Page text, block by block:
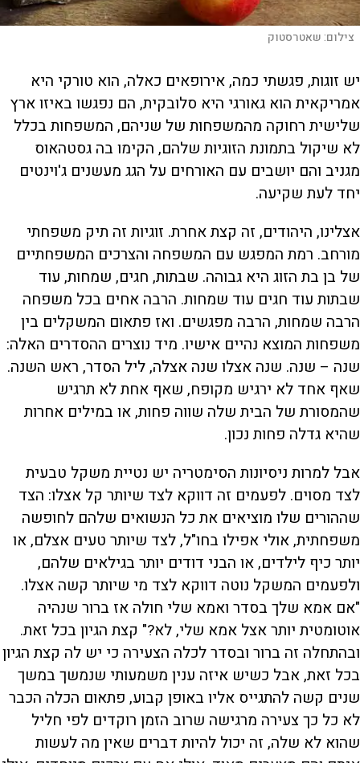
צילום:שאטרסטוק
יש זוגות, פגשתי כמה, אירופאים כאלה, הוא טורקי היא
אמריקאית הוא גאורגי היא סלובקית, הם נפגשו באיזו ארץ
שלישית רחוקה מהמשפחות של שניהם, המשפחות בכלל
לא שיקול בתמונת הזוגיות שלהם, הקימו בה גסטהאוס
מגניב והם יושבים עם האורחים על הגג מעשנים ג'וינטים
יחד לעת שקיעה.
אצלינו, היהודים, זה קצת אחרת. זוגיות זה תיק משפחתי
מורחב. רמת המפגש עם המשפחה והצרכים המשפחתיים
של בן בת הזוג היא גבוהה. שבתות, חגים, שמחות, עוד
שבתות עוד חגים עוד שמחות. הרבה אחים בכל משפחה
הרבה שמחות, הרבה מפגשים. ואז פתאום המשקלים בין
משפחות המוצא נהיים אישיו. מיד נוצרים ההסדרים האלה:
שנה – שנה. שנה אצלו שנה אצלה, ליל הסדר, ראש השנה.
שאף אחד לא ירגיש מקופח, שאף אחת לא תרגיש
שהמסורת של הבית שלה שווה פחות, או במילים אחרות
שהיא גדלה פחות נכון.
אבל למרות ניסיונות הסימטריה יש נטיית משקל טבעית
לצד מסוים. לפעמים זה דווקא לצד שיותר קל אצלו: הצד
שההורים שלו מוציאים את כל הנשואים שלהם לחופשה
משפחתית, אולי אפילו בחו"ל, לצד שיותר טעים אצלם, או
יותר כיף לילדים, או הבני דודים יותר בגילאים שלהם,
ולפעמים המשקל נוטה דווקא לצד מי שיותר קשה אצלו.
"אם אמא שלך בסדר ואמא שלי חולה אז ברור שנהיה
אוטומטית יותר אצל אמא שלי, לא?" קצת הגיון בכל זאת.
ובהתחלה זה ברור ובסדר לכלה הצעירה כי יש לה קצת הגיון
בכל זאת, אבל כשיש איזה ענין משמעותי שנמשך במשך
שנים קשה להתגייס אליו באופן קבוע, פתאום הכלה הכבר
לא כל כך צעירה מרגישה שרוב הזמן רוקדים לפי חליל
שהוא לא שלה, זה יכול להיות דברים שאין מה לעשות